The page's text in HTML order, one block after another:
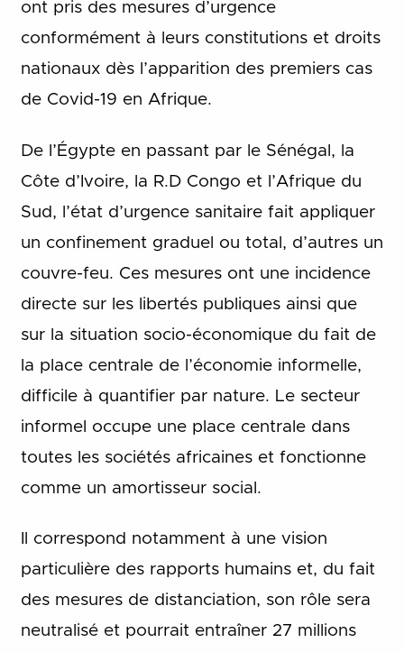
ont pris des mesures d’urgence
conformément à leurs constitutions et droits
nationaux dès l’apparition des premiers cas
de Covid-19 en Afrique.
De l’Égypte en passant par le Sénégal, la
Côte d’Ivoire, la R.D Congo et l’Afrique du
Sud, l’état d’urgence sanitaire fait appliquer
un confinement graduel ou total, d’autres un
couvre-feu. Ces mesures ont une incidence
directe sur les libertés publiques ainsi que
sur la situation socio-économique du fait de
la place centrale de l’économie informelle,
difficile à quantifier par nature. Le secteur
informel occupe une place centrale dans
toutes les sociétés africaines et fonctionne
comme un amortisseur social.
Il correspond notamment à une vision
particulière des rapports humains et, du fait
des mesures de distanciation, son rôle sera
neutralisé et pourrait entraîner 27 millions